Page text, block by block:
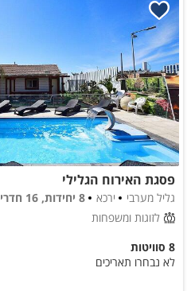
בסביבת המקום
בית כנסת
כלול באירוח
תה
סוכר
במיוחד לילדים
פסגת האירוח הגלילי
גליל מערבי ירכא
8 יחידות, 16 חדרים
לזוגות ומשפחות
8 סוויטות
לא נבחרו תאריכים